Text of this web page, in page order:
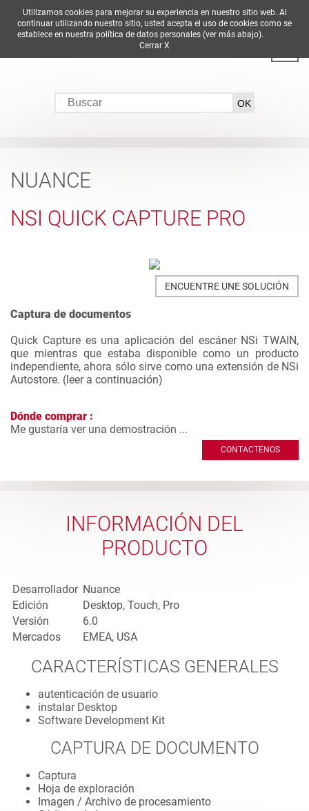
DE EN ES FR
NUANCE
NSI QUICK CAPTURE PRO
ENCUENTRE UNE SOLUCIÓN
Captura de documentos
Quick Capture es una aplicación del escáner NSi TWAIN,
que mientras que estaba disponible como un producto
independiente, ahora sólo sirve como una extensión de NSi
Autostore. (leer a continuación)
Dónde comprar :
Me gustaría ver una demostración ...
CONTACTENOS
INFORMACIÓN DEL
PRODUCTO
Desarrollador Nuance
Edición
Desktop, Touch, Pro
Versión
6.0
Mercados
EMEA, USA
CARACTERÍSTICAS GENERALES
autenticación de usuario
instalar Desktop
Software Development Kit
CAPTURA DE DOCUMENTO
Captura
Hoja de exploración
Imagen / Archivo de procesamiento
Utilizamos cookies para mejorar su experiencia en nuestro sitio web. Al
continuar utilizando nuestro sitio, usted acepta el uso de cookies como se
establece en nuestra política de datos personales (ver más abajo).
Cerrar X